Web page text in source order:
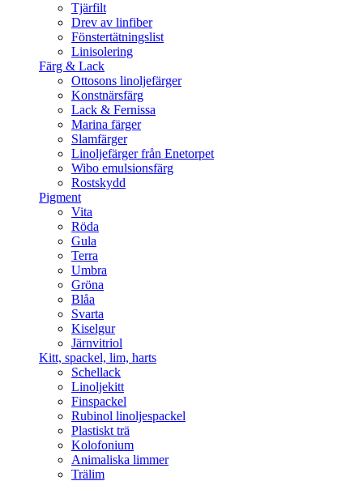
Tjärfilt
Drev av linfiber
Fönstertätningslist
Linisolering
Färg & Lack
Ottosons linoljefärger
Konstnärsfärg
Lack & Fernissa
Marina färger
Slamfärger
Linoljefärger från Enetorpet
Wibo emulsionsfärg
Rostskydd
Pigment
Vita
Röda
Gula
Terra
Umbra
Gröna
Blåa
Svarta
Kiselgur
Järnvitriol
Kitt, spackel, lim, harts
Schellack
Linoljekitt
Finspackel
Rubinol linoljespackel
Plastiskt trä
Kolofonium
Animaliska limmer
Trälim